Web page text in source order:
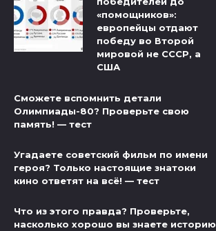
«помощников»:
европейцы отдают
победу во Второй
мировой не СССР, а
США
Сможете вспомнить детали
Олимпиады-80? Проверьте свою
память! — тест
Угадаете советский фильм по имени
героя? Только настоящие знатоки
кино ответят на всё! — тест
Что из этого правда? Проверьте,
насколько хорошо вы знаете историю